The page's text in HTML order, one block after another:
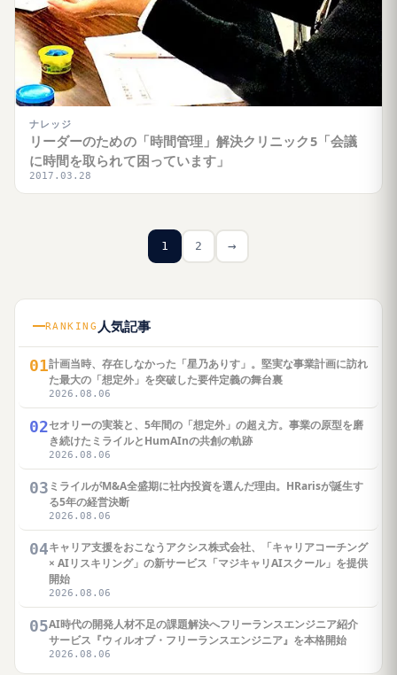
ナレッジ
リーダーのための「時間管理」解決クリニック5「会議
に時間を取られて困っています」
2017.03.28
1 2 →
RANKING 人気記事
01計画当時、存在しなかった「星乃ありす」。堅実な事業計画に訪れ
た最大の「想定外」を突破した要件定義の舞台裏
2026.08.06
02セオリーの実装と、5年間の「想定外」の超え方。事業の原型を磨
き続けたミライルとHumAInの共創の軌跡
2026.08.06
03 ミライルがM&A全盛期に社内投資を選んだ理由。HRarisが誕生す
る5年の経営決断
2026.08.06
04キャリア支援をおこなうアクシス株式会社、「キャリアコーチング
× AIリスキリング」の新サービス「マジキャリAIスクール」を提供
開始
2026.08.06
05AI時代の開発人材不足の課題解決へフリーランスエンジニア紹介
サービス『ウィルオブ・フリーランスエンジニア』を本格開始
2026.08.06